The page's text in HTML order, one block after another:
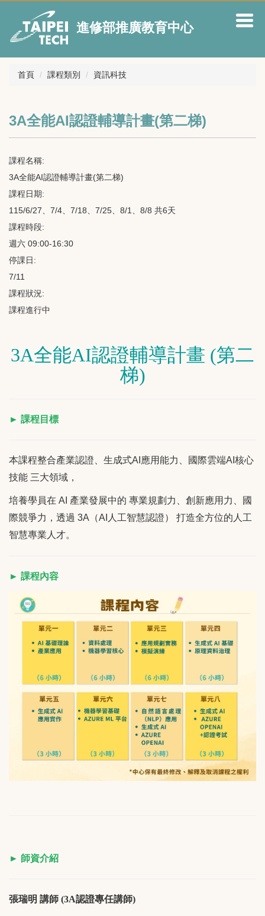
內
進修部推廣教育中心
首頁 課程類別 資訊科技
3A全能AI認證輔導計畫(第二梯)
課程名稱:
3A全能AI認證輔導計畫(第二梯)
課程日期:
115/6/27、7/4、7/18、7/25、8/1、8/8 共6天
課程時段:
週六 09:00-16:30
停課日:
7/11
課程狀況:
課程進行中
3A全能AI認證輔導計畫 (第二
梯)
► 課程目標
本課程整合產業認證、生成式AI應用能力、國際雲端AI核心
技能 三大領域，
培養學員在 AI 產業發展中的 專業規劃力、創新應用力、國
際競爭力，透過 3A（AI人工智慧認證） 打造全方位的人工
智慧專業人才。
► 課程內容
► 師資介紹
張瑞明 講師 (3A認證專任講師)